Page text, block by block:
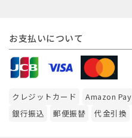
お支払いについて
クレジットカード Amazon Pay
銀行振込
郵便振替 代金引換